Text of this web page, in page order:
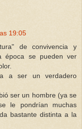
19:05
de convivencia y
época se pueden ver
a ser un verdadero
ser un hombre (ya se
le pondrían muchas
bastante distinta a la